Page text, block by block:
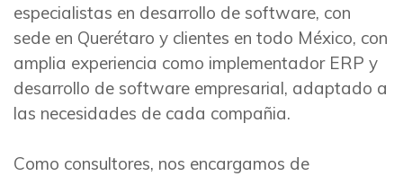
especialistas en desarrollo de software, con
sede en Querétaro y clientes en todo México, con
amplia experiencia como implementador ERP y
desarrollo de software empresarial, adaptado a
las necesidades de cada compañia.
Como consultores, nos encargamos de